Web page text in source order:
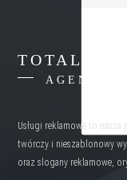
TOTALNA
AGENCJA
Usługi reklamowe to
twórczy i nieszablonowy
oraz slogany reklamowe,